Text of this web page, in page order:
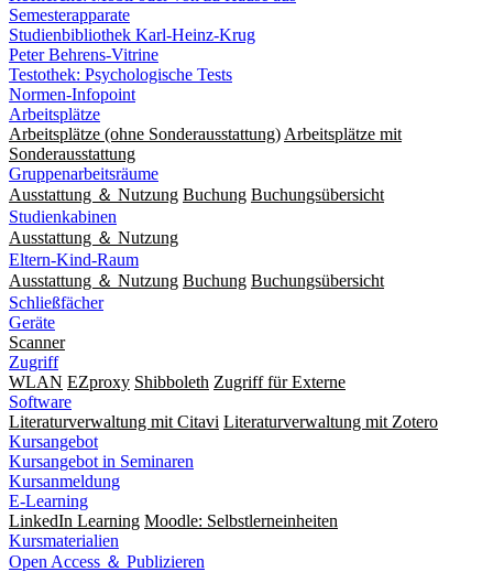
Semesterapparate
Studienbibliothek Karl-Heinz-Krug
Peter Behrens-Vitrine
Testothek: Psychologische Tests
Normen-Infopoint
Arbeitsplätze
Arbeitsplätze (ohne Sonderausstattung) Arbeitsplätze mit
Sonderausstattung
Gruppenarbeitsräume
Ausstattung ＆ Nutzung Buchung Buchungsübersicht
Studienkabinen
Ausstattung ＆ Nutzung
Eltern-Kind-Raum
Ausstattung ＆ Nutzung Buchung Buchungsübersicht
Schließfächer
Geräte
Scanner
Zugriff
WLAN EZproxy Shibboleth Zugriff für Externe
Software
Literaturverwaltung mit Citavi Literaturverwaltung mit Zotero
Kursangebot
Kursangebot in Seminaren
Kursanmeldung
E-Learning
LinkedIn Learning Moodle: Selbstlerneinheiten
Kursmaterialien
Open Access ＆ Publizieren